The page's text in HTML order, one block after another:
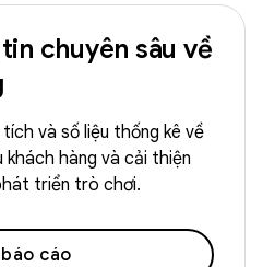
chuyên sâu về
và số liệu thống kê về
hàng và cải thiện
triển trò chơi.
cáo